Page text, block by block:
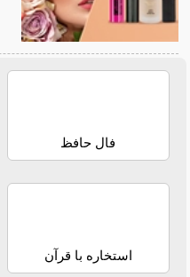
فال حافظ
استخاره با قرآن